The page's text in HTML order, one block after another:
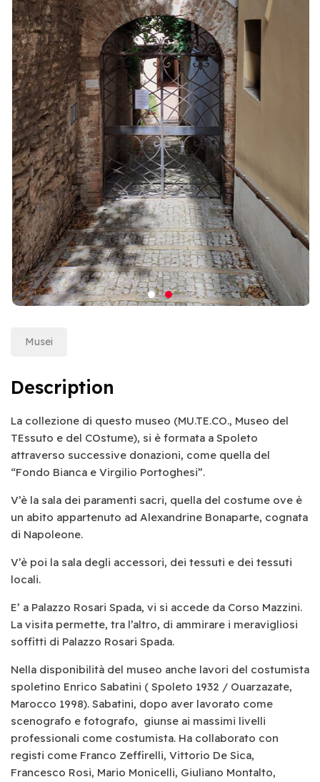
Musei
Description
La collezione di questo museo (MU.TE.CO., Museo del
TEssuto e del COstume), si è formata a Spoleto
attraverso successive donazioni, come quella del
“Fondo Bianca e Virgilio Portoghesi”.
V’è la sala dei paramenti sacri, quella del costume ove è
un abito appartenuto ad Alexandrine Bonaparte, cognata
di Napoleone.
V’è poi la sala degli accessori, dei tessuti e dei tessuti
locali.
E’ a Palazzo Rosari Spada, vi si accede da Corso Mazzini.
La visita permette, tra l’altro, di ammirare i meravigliosi
soffitti di Palazzo Rosari Spada.
Nella disponibilità del museo anche lavori del costumista
spoletino Enrico Sabatini ( Spoleto 1932 / Ouarzazate,
Marocco 1998). Sabatini, dopo aver lavorato come
scenografo e fotografo, giunse ai massimi livelli
professionali come costumista. Ha collaborato con
registi come Franco Zeffirelli, Vittorio De Sica,
Francesco Rosi, Mario Monicelli, Giuliano Montalto,